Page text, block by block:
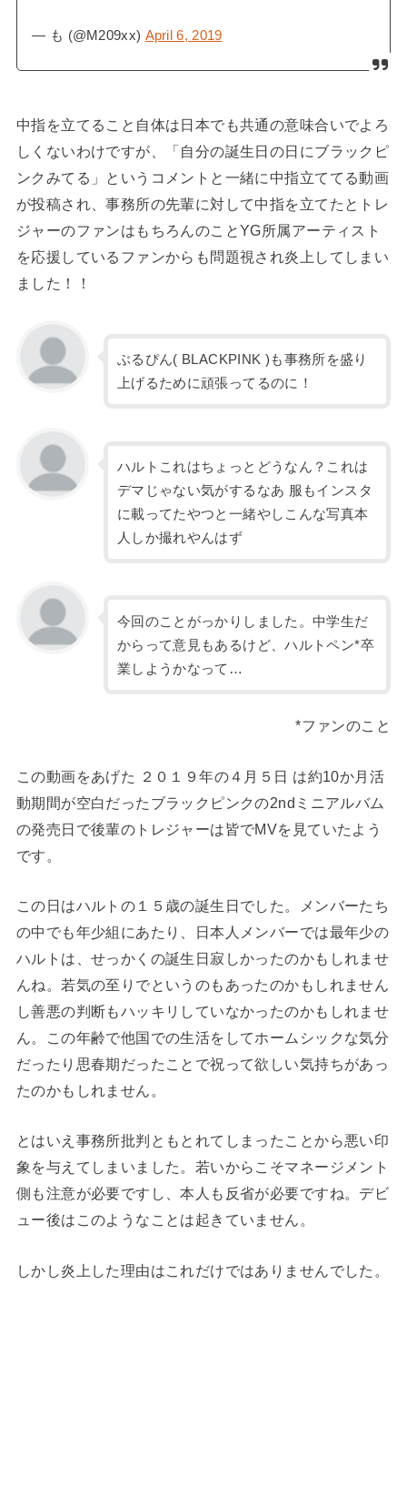
— も (@M209xx) April 6, 2019
中指を立てること自体は日本でも共通の意味合いでよろ
しくないわけですが、「自分の誕生日の日にブラックピ
ンクみてる」というコメントと一緒に中指立ててる動画
が投稿され、事務所の先輩に対して中指を立てたとトレ
ジャーのファンはもちろんのことYG所属アーティスト
を応援しているファンからも問題視され炎上してしまい
ました！！
ぶるぴん( BLACKPINK )も事務所を盛り
上げるために頑張ってるのに！
ハルトこれはちょっとどうなん？これは
デマじゃない気がするなあ 服もインスタ
に載ってたやつと一緒やしこんな写真本
人しか撮れやんはず
今回のことがっかりしました。中学生だ
からって意見もあるけど、ハルトペン*卒
業しようかなって…
*ファンのこと
この動画をあげた ２０１９年の４月５日 は約10か月活
動期間が空白だったブラックピンクの2ndミニアルバム
の発売日で後輩のトレジャーは皆でMVを見ていたよう
です。
この日はハルトの１５歳の誕生日でした。メンバーたち
の中でも年少組にあたり、日本人メンバーでは最年少の
ハルトは、せっかくの誕生日寂しかったのかもしれませ
んね。若気の至りでというのもあったのかもしれません
し善悪の判断もハッキリしていなかったのかもしれませ
ん。この年齢で他国での生活をしてホームシックな気分
だったり思春期だったことで祝って欲しい気持ちがあっ
たのかもしれません。
とはいえ事務所批判ともとれてしまったことから悪い印
象を与えてしまいました。若いからこそマネージメント
側も注意が必要ですし、本人も反省が必要ですね。デビ
ュー後はこのようなことは起きていません。
しかし炎上した理由はこれだけではありませんでした。